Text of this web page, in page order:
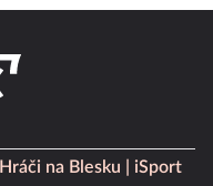
Hráči na Blesku
iSport